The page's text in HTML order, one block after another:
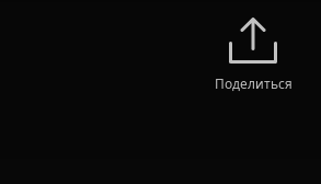
Поделиться